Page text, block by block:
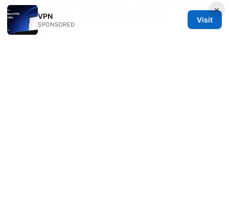
的第三方平台；比較時記得核對含稅、手續費與
有效期限。
×
VPN
SPONSORED
Visit